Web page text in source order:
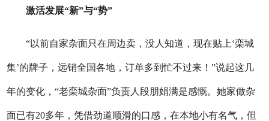
激活发展“新”与“势”
“以前自家杂面只在周边卖，没人知道，现在贴上‘栾城
集’的牌子，远销全国各地，订单多到忙不过来！”说起这几
年的变化，“老栾城杂面”负责人段朋娟满是感慨。她家做杂
面已有20多年，凭借劲道顺滑的口感，在本地小有名气，但